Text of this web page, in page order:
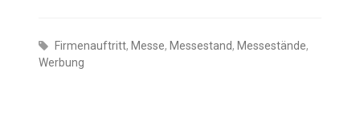
Firmenauftritt, Messe, Messestand, Messestände,
Werbung